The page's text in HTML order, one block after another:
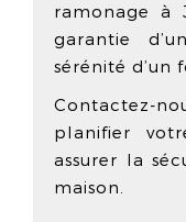
ramonage à
garantie
sérénité d’un
Contactez-
planifier
assurer la
maison.